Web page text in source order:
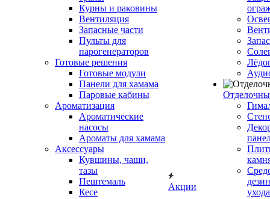
Курны и раковины
Вентиляция
Запасные части
Пульты для
парогенераторов
Готовые решения
Готовые модули
Панели для хамама
Паровые кабины
Ароматизация
Ароматические
насосы
Ароматы для хамама
Аксессуары
Кувшины, чаши,
тазы
Пештемаль
Кесе
Акции
ухода